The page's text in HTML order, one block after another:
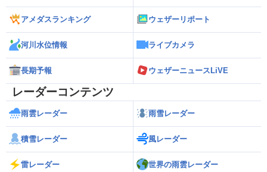
アメダスランキング ウェザーリポート
河川水位情報 ライブカメラ
長期予報 ウェザーニュースLiVE
レーダーコンテンツ
雨雲レーダー 雨雪レーダー
積雪レーダー 風レーダー
雷レーダー 世界の雨雲レーダー